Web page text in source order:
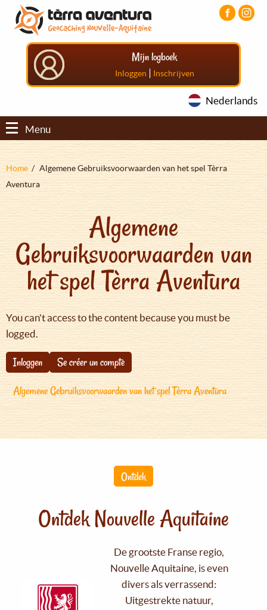
Overslaan
naar
Aller
menu
principal
Aller
pied
Mijn logboek
Inloggen | Inschrijven
Nederlands
Menu
Kruimelpad
Home
Algemene Gebruiksvoorwaarden van het spel Tèrra
Aventura
Algemene
Gebruiksvoorwaarden van
het spel Tèrra Aventura
You can't access to the content because you must be
logged.
Inloggen
Se créer un compte
Algemene Gebruiksvoorwaarden van het spel Tèrra Aventura
Ontdek
Ontdek Nouvelle Aquitaine
De grootste Franse regio,
Nouvelle Aquitaine, is even
divers als verrassend:
Uitgestrekte natuur,